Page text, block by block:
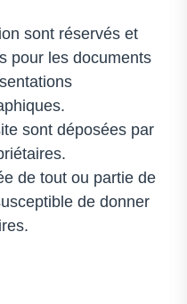
sont réservés et
pour les documents
sont déposées par
de tout ou partie de
de donner